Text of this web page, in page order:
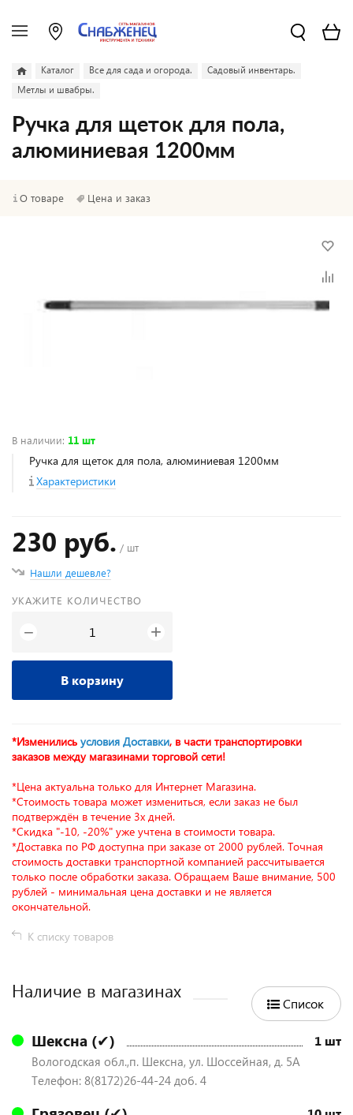
Каталог Все для сада и огорода.
Садовый инвентарь.
Метлы и швабры.
Ручка для щеток для пола,
алюминиевая 1200мм
О товаре Цена и заказ
В наличии: 11 шт
Ручка для щеток для пола, алюминиевая 1200мм
Характеристики
230 руб. / шт
Нашли дешевле?
УКАЖИТЕ КОЛИЧЕСТВО
− +
В корзину
*Изменились условия Доставки, в части транспортировки
заказов между магазинами торговой сети!
*Цена актуальна только для Интернет Магазина.
*Стоимость товара может измениться, если заказ не был
подтверждён в течение 3х дней.
*Скидка "-10, -20%" уже учтена в стоимости товара.
*Доставка по РФ доступна при заказе от 2000 рублей. Точная
стоимость доставки транспортной компанией рассчитывается
только после обработки заказа. Обращаем Ваше внимание, 500
рублей - минимальная цена доставки и не является
окончательной.
К списку товаров
Наличие в магазинах
Список
Шексна (✔) 1 шт
Вологодская обл.,п. Шексна, ул. Шоссейная, д. 5А
Телефон: 8(8172)26-44-24 доб. 4